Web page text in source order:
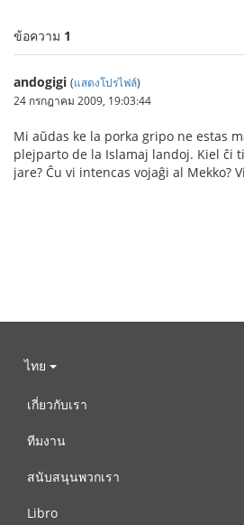
ข้อความ 1
andogigi (แสดงโปรไฟล์)
24 กรกฎาคม 2009, 19:03:44
Mi aŭdas ke la porka gripo ne estas
plejparto de la Islamaj landoj. Kiel ĉi
jare? Ĉu vi intencas vojaĝi al Mekko?
ไทย
เกี่ยวกับเรา
ทีมงาน
สนับสนุนพวกเรา
Libro